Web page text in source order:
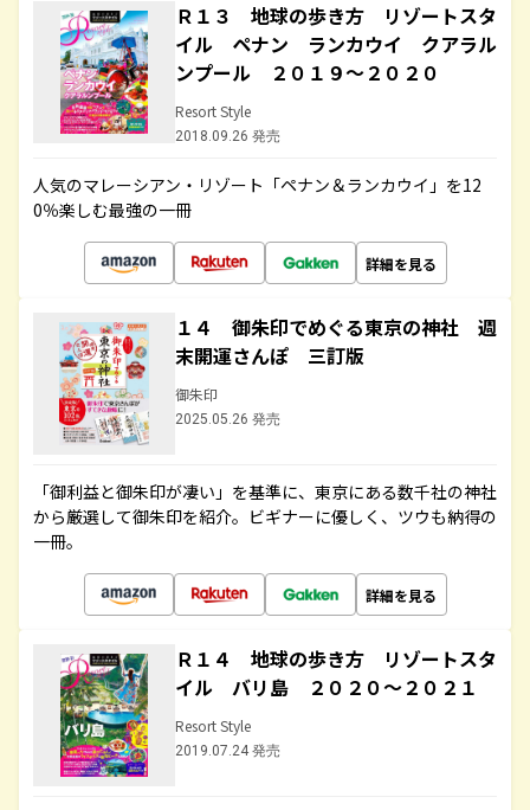
Ｒ１３ 地球の歩き方 リゾートスタ
イル ペナン ランカウイ クアラル
ンプール ２０１９～２０２０
Resort Style
2018.09.26 発売
人気のマレーシアン・リゾート「ペナン＆ランカウイ」を12
0％楽しむ最強の一冊
詳細を見る
１４ 御朱印でめぐる東京の神社 週
末開運さんぽ 三訂版
御朱印
2025.05.26 発売
「御利益と御朱印が凄い」を基準に、東京にある数千社の神社
から厳選して御朱印を紹介。ビギナーに優しく、ツウも納得の
一冊。
詳細を見る
Ｒ１４ 地球の歩き方 リゾートスタ
イル バリ島 ２０２０～２０２１
Resort Style
2019.07.24 発売